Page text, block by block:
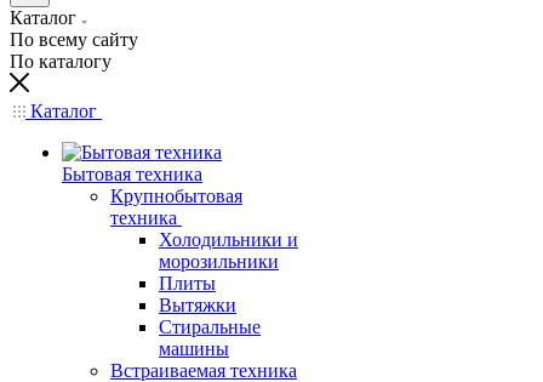
Каталог
По всему сайту
По каталогу
Каталог
Бытовая техника
Крупнобытовая
техника
Холодильники и
морозильники
Плиты
Вытяжки
Стиральные
машины
Встраиваемая техника